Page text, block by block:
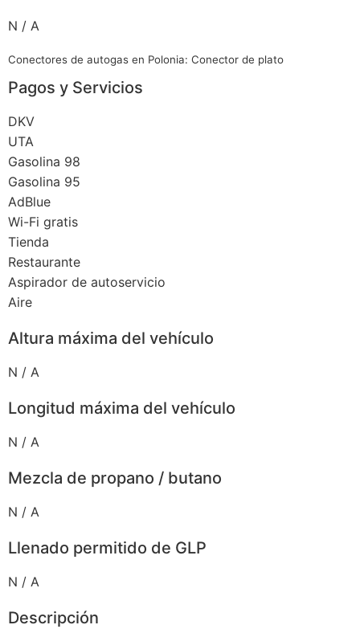
N / A
Conectores de autogas en Polonia: Conector de plato
Pagos y Servicios
DKV
UTA
Gasolina 98
Gasolina 95
AdBlue
Wi-Fi gratis
Tienda
Restaurante
Aspirador de autoservicio
Aire
Altura máxima del vehículo
N / A
Longitud máxima del vehículo
N / A
Mezcla de propano / butano
N / A
Llenado permitido de GLP
N / A
Descripción